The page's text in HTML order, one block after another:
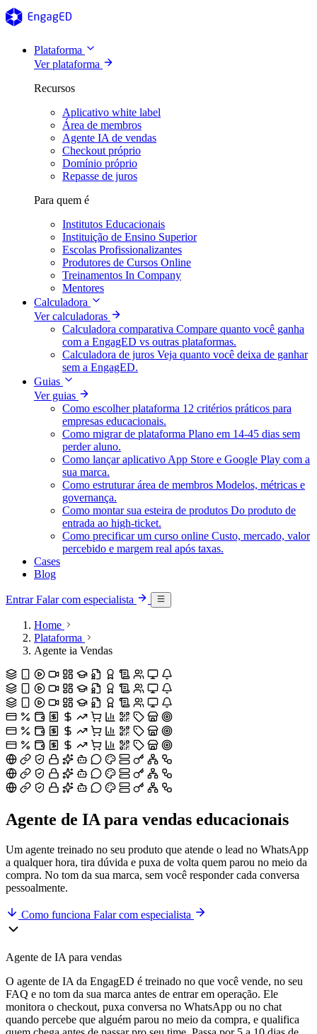
Plataforma
Ver plataforma
Recursos
Aplicativo white label
Área de membros
Agente IA de vendas
Checkout próprio
Domínio próprio
Repasse de juros
Para quem é
Institutos Educacionais
Instituição de Ensino Superior
Escolas Profissionalizantes
Produtores de Cursos Online
Treinamentos In Company
Mentores
Calculadora
Ver calculadoras
Calculadora comparativa Compare quanto você ganha
com a EngagED vs outras plataformas.
Calculadora de juros Veja quanto você deixa de ganhar
sem a EngagED.
Guias
Ver guias
Como escolher plataforma 12 critérios práticos para
empresas educacionais.
Como migrar de plataforma Plano em 14-45 dias sem
perder aluno.
Como lançar aplicativo App Store e Google Play com a
sua marca.
Como estruturar área de membros Modelos, métricas e
governança.
Como montar sua esteira de produtos Do produto de
entrada ao high-ticket.
Como precificar um curso online Custo, mercado, valor
percebido e margem real após taxas.
Cases
Blog
EntrarFalar com especialista
Home
Plataforma
Agente ia Vendas
Agente de IA para vendas educacionais
Um agente treinado no seu produto que atende o lead no WhatsApp
a qualquer hora, tira dúvida e puxa de volta quem parou no meio da
compra. No tom da sua marca, sem você responder cada conversa
pessoalmente.
Como funciona Falar com especialista
Agente de IA para vendas
O agente de IA da EngagED é treinado no que você vende, no seu
FAQ e no tom da sua marca antes de entrar em operação. Ele
monitora o checkout, puxa conversa no WhatsApp ou no chat
quando percebe que alguém parou no meio da compra, e qualifica